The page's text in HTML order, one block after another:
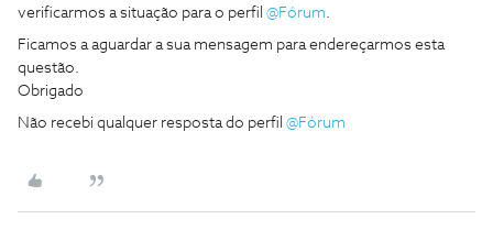
verificarmos a situação para o perfil @Fórum
Ficamos a aguardar a sua mensagem para endereçarmos esta
questão.
Obrigado
Não recebi qualquer resposta do perfil @Fórum